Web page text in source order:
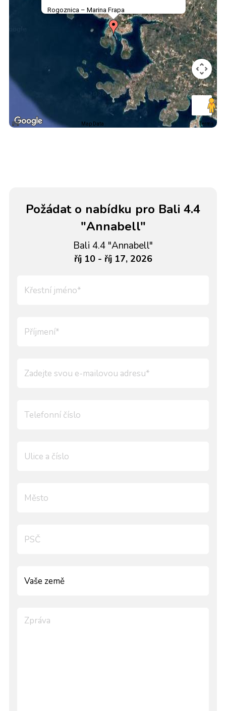
Rogoznica – Marina Frapa
Map Data Terms
Požádat o nabídku pro Bali 4.4
"Annabell"
Bali 4.4 "Annabell"
říj 10 - říj 17, 2026